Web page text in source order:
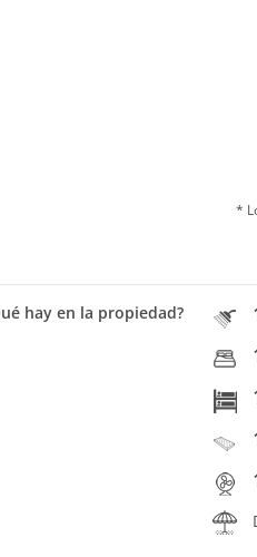
*
hay en la propiedad?